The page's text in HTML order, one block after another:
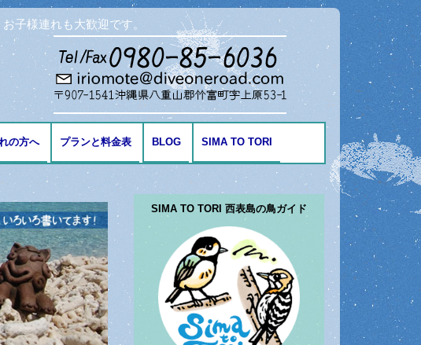
子様連れも大歓迎です。
の方へ プランと料金表 BLOG
海の生き物
SIMA TO TORI
SIMA TO TORI 西表島の鳥ガイド